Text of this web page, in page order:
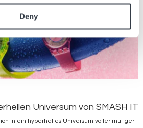
Deny
Universum von SMASH IT
in ein hyperhelles Universum voller mutiger